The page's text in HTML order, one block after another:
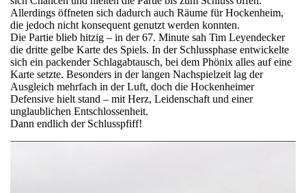
Allerdings öffneten sich dadurch auch Räume für Hockenheim,
die jedoch nicht konsequent genutzt werden konnten.
Die Partie blieb hitzig – in der 67. Minute sah Tim Leyendecker
die dritte gelbe Karte des Spiels. In der Schlussphase entwickelte
sich ein packender Schlagabtausch, bei dem Phönix alles auf eine
Karte setzte. Besonders in der langen Nachspielzeit lag der
Ausgleich mehrfach in der Luft, doch die Hockenheimer
Defensive hielt stand – mit Herz, Leidenschaft und einer
unglaublichen Entschlossenheit.
Dann endlich der Schlusspfiff!